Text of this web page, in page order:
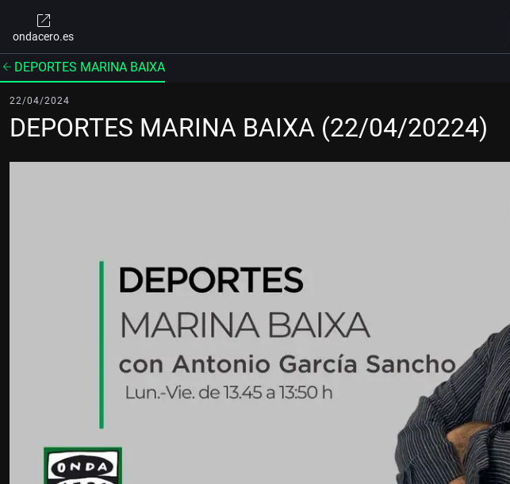
ondacero.es
DEPORTES MARINA BAIXA
22/04/2024
DEPORTES MARINA BAIXA (22/04/20224)